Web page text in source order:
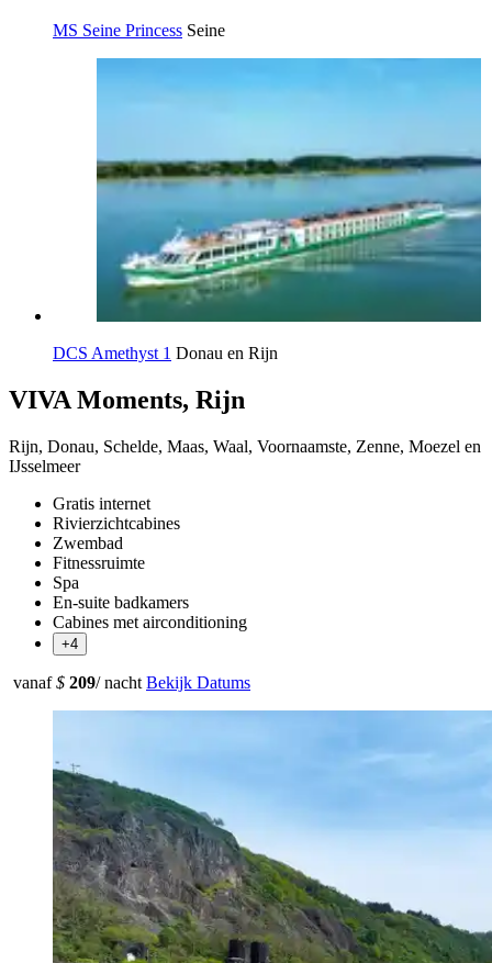
MS Seine Princess Seine
DCS Amethyst 1 Donau en Rijn
VIVA Moments, Rijn
Rijn, Donau, Schelde, Maas, Waal, Voornaamste, Zenne, Moezel en
IJsselmeer
Gratis internet
Rivierzichtcabines
Zwembad
Fitnessruimte
Spa
En-suite badkamers
Cabines met airconditioning
+4
vanaf$ 209/ nacht Bekijk Datums